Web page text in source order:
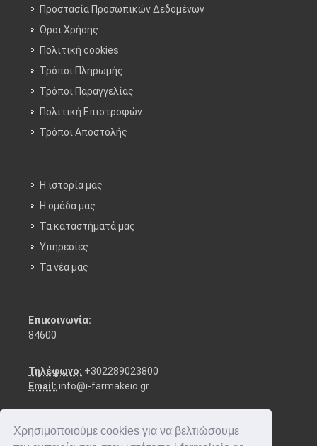
Χρησιμοποιούμε cookies για να βελτιώσουμε
Προστασία Προσωπικών Δεδομένων
Όροι Χρήσης
Πολιτική cookies
Τρόποι Πληρωμής
Τρόποι Παραγγελίας
Πολιτική Επιστροφών
Τρόποι Aποστολής
Η ιστορία μας
Η ομάδα μας
Τα καταστήματά μας
Υπηρεσίες
Τα νέα μας
Επικοινωνία:
84600
Τηλέφωνο: +302289023800
Email: info@i-farmakeio.gr